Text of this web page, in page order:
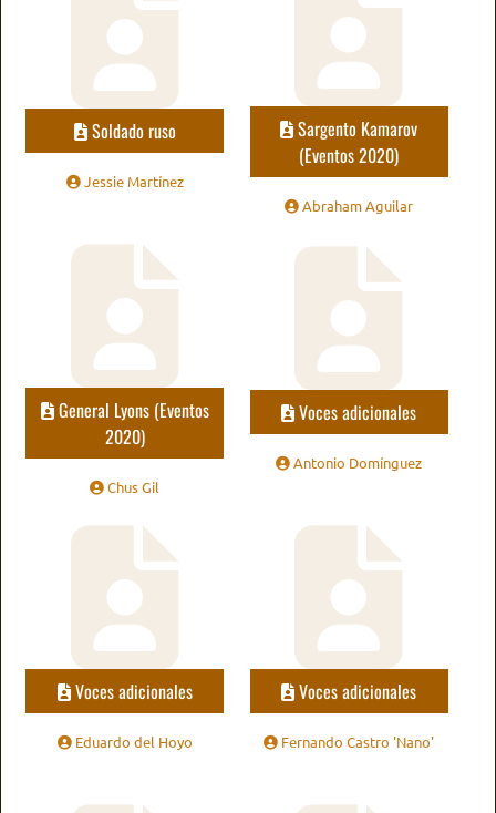
Soldado ruso
Jessie Martínez
Sargento Kamarov
(Eventos 2020)
Abraham Aguilar
General Lyons (Eventos
2020)
Chus Gil
Voces adicionales
Antonio Domínguez
Voces adicionales
Eduardo del Hoyo
Voces adicionales
Fernando Castro 'Nano'